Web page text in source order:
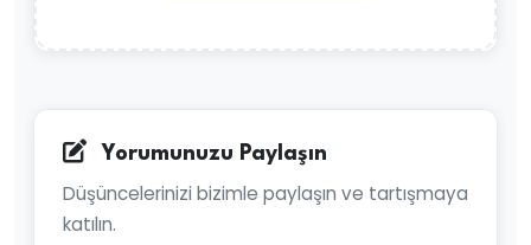
Yorumunuzu Paylaşın
Düşüncelerinizi bizimle paylaşın ve tartışmaya
katılın.